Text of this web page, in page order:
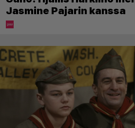
Jasmine Pajarin kanssa